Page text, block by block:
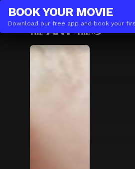
THE(ANY)THING BUSINESS
Movies
BOOK YOUR MOVIE
Download our free app and book your